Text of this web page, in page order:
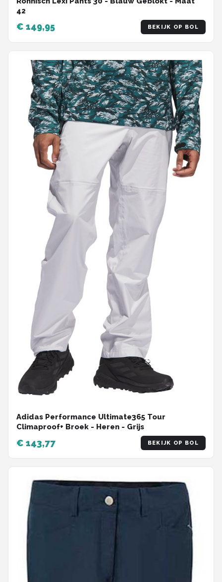
42
€ 149,95 BEKIJK OP BOL
Adidas Performance Ultimate365 Tour
Climaproof+ Broek - Heren - Grijs
€ 143,77 BEKIJK OP BOL